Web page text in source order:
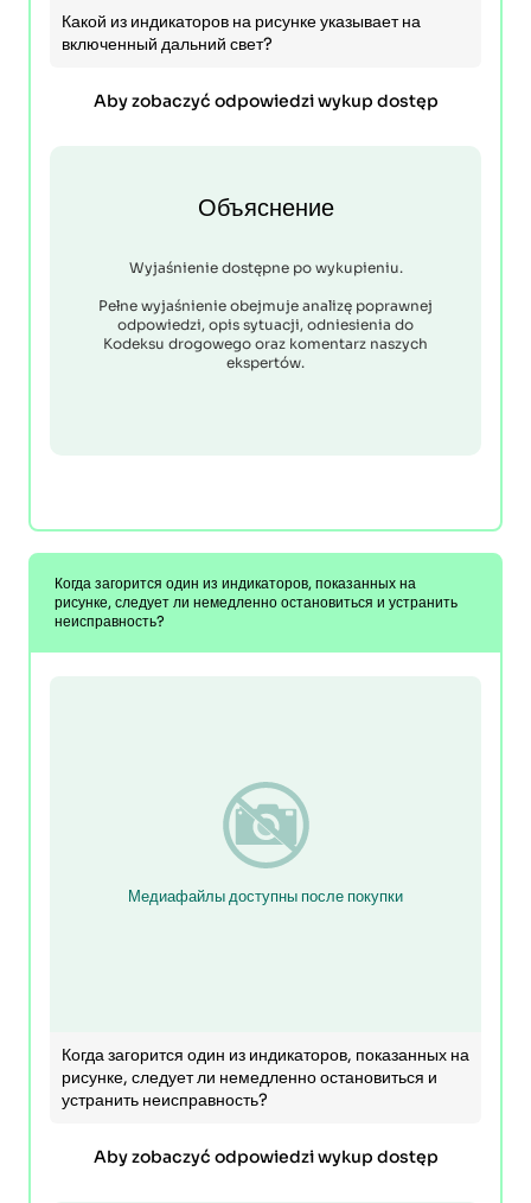
Какой из индикаторов на рисунке указывает на
включенный дальний свет?
Aby zobaczyć odpowiedzi wykup dostęp
Объяснение
Wyjaśnienie dostępne po wykupieniu.
Pełne wyjaśnienie obejmuje analizę poprawnej
odpowiedzi, opis sytuacji, odniesienia do
Kodeksu drogowego oraz komentarz naszych
ekspertów.
Когда загорится один из индикаторов, показанных на
рисунке, следует ли немедленно остановиться и устранить
неисправность?
Медиафайлы доступны после покупки
Когда загорится один из индикаторов, показанных на
рисунке, следует ли немедленно остановиться и
устранить неисправность?
Aby zobaczyć odpowiedzi wykup dostęp